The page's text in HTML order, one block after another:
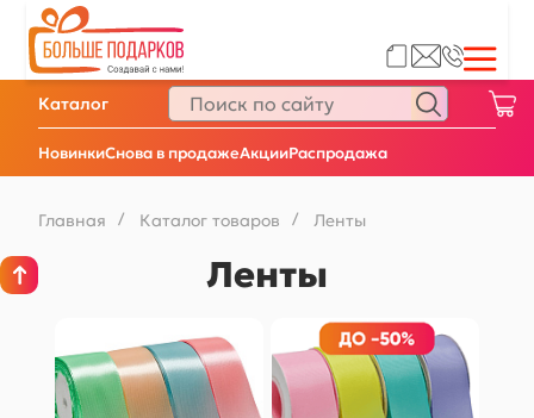
НовинкиСнова в продажеАкцииРаспродажа
Каталог
Главная / Каталог товаров / Ленты
Ленты